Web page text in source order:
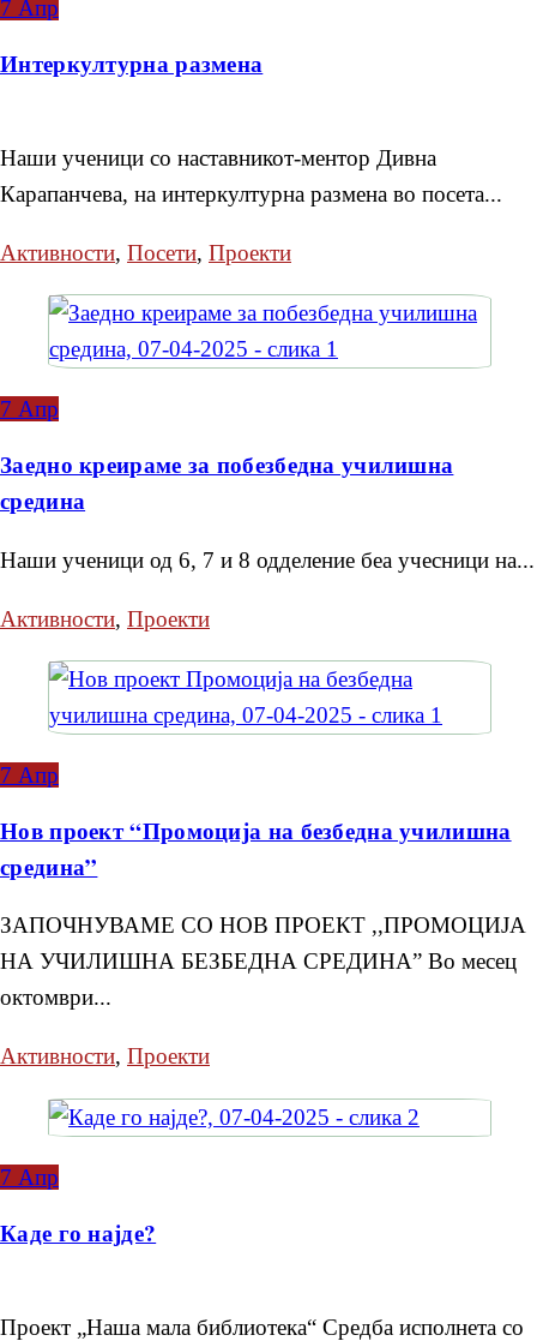
7 Апр
Интеркултурна размена
Наши ученици со наставникот-ментор Дивна
Карапанчева, на интеркултурна размена во посета...
Активности, Посети, Проекти
7 Апр
Заедно креираме за побезбедна училишна
средина
Наши ученици од 6, 7 и 8 одделение беа учесници на...
Активности, Проекти
7 Апр
Нов проект “Промоција на безбедна училишна
средина”
ЗАПОЧНУВАМЕ СО НОВ ПРОЕКТ ,,ПРОМОЦИЈА
НА УЧИЛИШНА БЕЗБЕДНА СРЕДИНА” Во месец
октомври...
Активности, Проекти
7 Апр
Каде го најде?
Проект „Наша мала библиотека“ Средба исполнета со